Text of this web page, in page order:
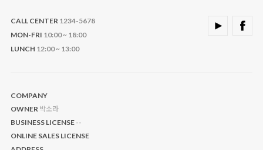
CALL CENTER1234-5678
MON-FRI 10:00 ~ 18:00
LUNCH 12:00 ~ 13:00
COMPANY
OWNER 박소라
BUSINESS LICENSE --
ONLINE SALES LICENSE